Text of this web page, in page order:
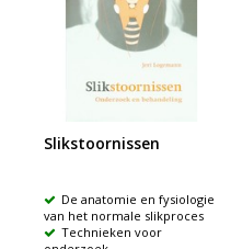
Slikstoornissen
De anatomie en fysiologie
van het normale slikproces
Technieken voor